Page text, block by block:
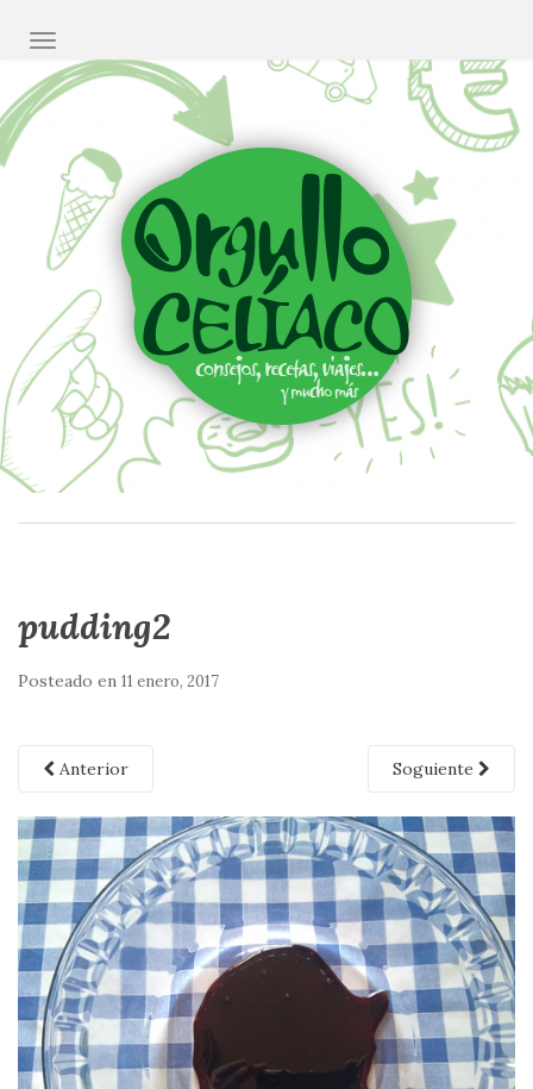
CAMBIAR NAVEGACIÓN
pudding2
Posteado en 11 enero, 2017
Anterior Soguiente